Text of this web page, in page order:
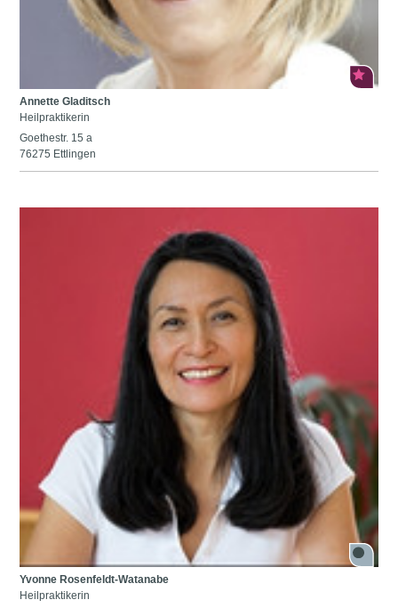
Annette Gladitsch
Heilpraktikerin
Goethestr. 15 a
76275 Ettlingen
Yvonne Rosenfeldt-Watanabe
Heilpraktikerin